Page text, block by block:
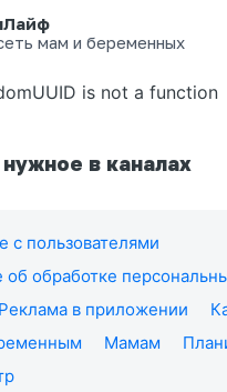
мам и беременных
на странице
is not a function
в каналах
с пользователями
обработке
Реклама в приложении
Мамам